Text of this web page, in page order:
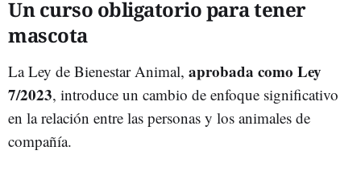
Un curso obligatorio para tener
mascota
La Ley de Bienestar Animal, aprobada como Ley
7/2023, introduce un cambio de enfoque significativo
en la relación entre las personas y los animales de
compañía.